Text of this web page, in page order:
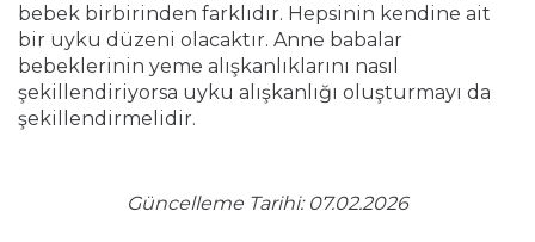
bebek birbirinden farklıdır. Hepsinin kendine ait
bir uyku düzeni olacaktır. Anne babalar
bebeklerinin yeme alışkanlıklarını nasıl
şekillendiriyorsa uyku alışkanlığı oluşturmayı da
şekillendirmelidir.
Güncelleme Tarihi: 07.02.2026